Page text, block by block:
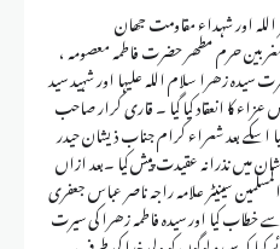
اور شہداء مقاومت جھان
مغربین حرم مطھر حضرت فاطمہ معصومہ ،
زھرا سلام اللہ علیہا اور شہید سید
کا انعقاد کیا گیا ۔ قاری کرار صاحب
اسکے بعد شعراء کرام جناب ذیشان حیدر
میں نذرانہ عقیدت پیش کیا ۔بعد ازاں
سینیٹر علامہ راجہ ناصر عباس جعفری
خطاب کیا اور سیدہ فاطمہ زھرا کی سیرت